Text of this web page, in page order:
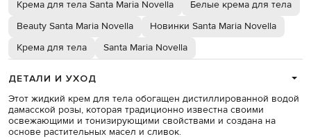
Крема для тела Santa Maria Novella
Белые крема для тела
Beauty Santa Maria Novella
Новинки Santa Maria Novella
Крема для тела
Santa Maria Novella
ДЕТАЛИ И УХОД
Этот жидкий крем для тела обогащен дистиллированной водой
дамасской розы, которая традиционно известна своими
освежающими и тонизирующими свойствами и создана на
основе растительных масел и сливок.